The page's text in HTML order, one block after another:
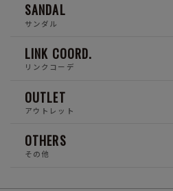
SANDAL
サンダル
LINK COORD.
リンクコーデ
OUTLET
アウトレット
OTHERS
その他